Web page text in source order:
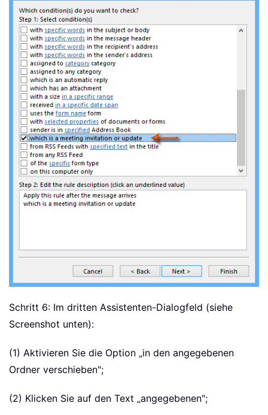
Schritt 6: Im dritten Assistenten-Dialogfeld (siehe
Screenshot unten):
(1) Aktivieren Sie die Option „in den angegebenen
Ordner verschieben";
(2) Klicken Sie auf den Text „angegebenen";